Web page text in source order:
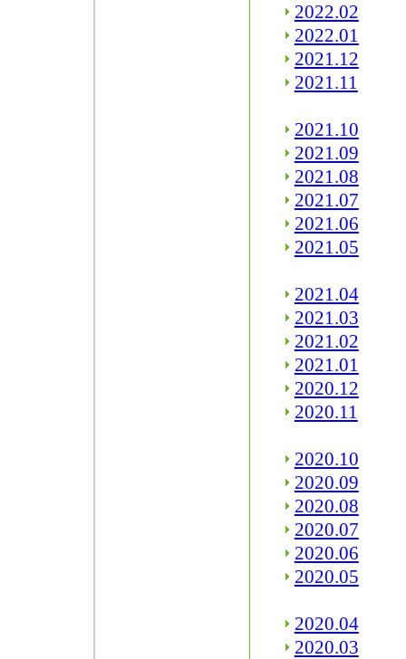
2022.02
2022.01
2021.12
2021.11
2021.10
2021.09
2021.08
2021.07
2021.06
2021.05
2021.04
2021.03
2021.02
2021.01
2020.12
2020.11
2020.10
2020.09
2020.08
2020.07
2020.06
2020.05
2020.04
2020.03